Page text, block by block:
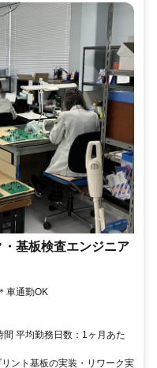
基板検査エンジニア
車通勤OK
平均勤務日数：1ヶ月あた
ント基板の実装・リワーク実